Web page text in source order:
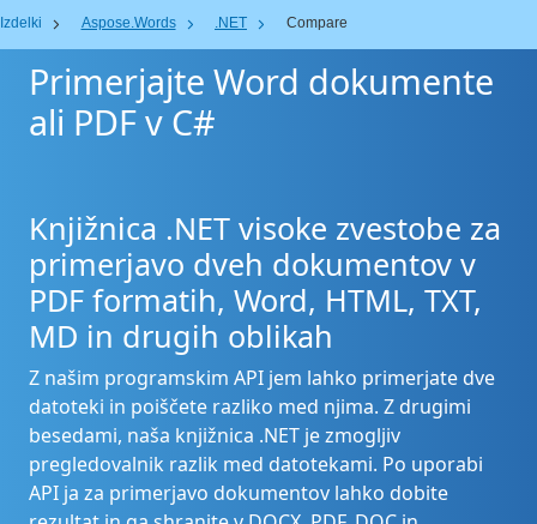
Izdelki Aspose.Words .NET Compare
Primerjajte Word dokumente
ali PDF v C#
Knjižnica .NET visoke zvestobe za
primerjavo dveh dokumentov v
PDF formatih, Word, HTML, TXT,
MD in drugih oblikah
Z našim programskim API jem lahko primerjate dve
datoteki in poiščete razliko med njima. Z drugimi
besedami, naša knjižnica .NET je zmogljiv
pregledovalnik razlik med datotekami. Po uporabi
API ja za primerjavo dokumentov lahko dobite